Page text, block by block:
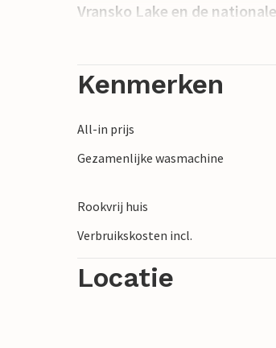
Vransko Lake en de
Zadar en Ibenik, die
Kenmerken
All-in prijs
Gezamenlijke wasmachine
Rookvrij huis
Verbruikskosten incl.
Locatie